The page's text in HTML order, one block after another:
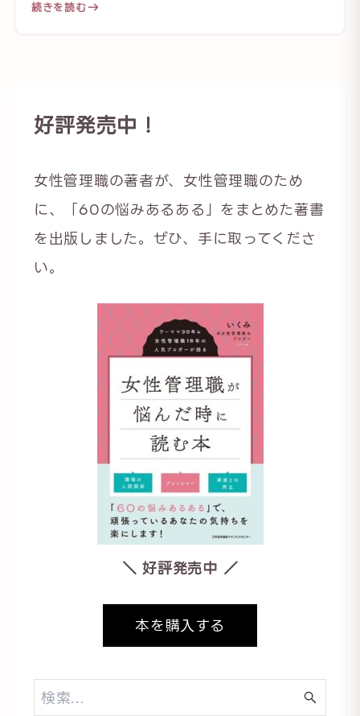
続きを読む
好評発売中！
女性管理職の著者が、女性管理職のため
に、「60の悩みあるある」をまとめた著書
を出版しました。ぜひ、手に取ってくださ
い。
＼ 好評発売中 ／
本を購入する